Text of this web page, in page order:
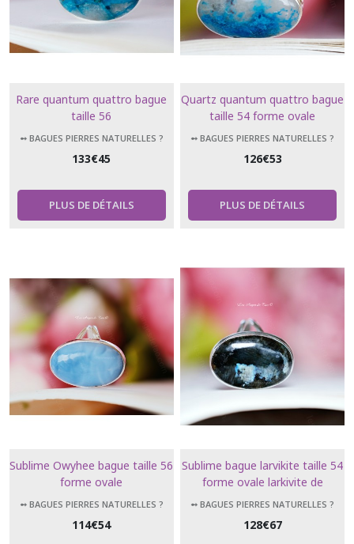
Rare quantum quattro bague
taille 56
➻ BAGUES PIERRES NATURELLES ?
133€45
PLUS DE DÉTAILS
Quartz quantum quattro bague
taille 54 forme ovale
➻ BAGUES PIERRES NATURELLES ?
126€53
PLUS DE DÉTAILS
Sublime Owyhee bague taille 56
forme ovale
➻ BAGUES PIERRES NATURELLES ?
114€54
Sublime bague larvikite taille 54
forme ovale larkivite de
Norvège pierre de lune bleue
➻ BAGUES PIERRES NATURELLES ?
128€67